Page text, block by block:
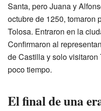
Santa, pero Juana y
octubre de 1250, tomaron
Tolosa. Entraron en la
Confirmaron al
de Castilla y solo
poco tiempo.
El final de una